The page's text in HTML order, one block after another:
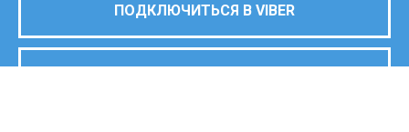
ПОДКЛЮЧИТЬСЯ В VIBER